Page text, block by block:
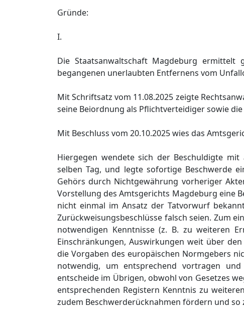
Gründe:
I.
Die Staatsanwaltschaft Magdeburg ermittelt
begangenen unerlaubten Entfernens vom
Mit Schriftsatz vom 11.08.2025 zeigte
seine Beiordnung als Pflichtverteidiger sowie
Mit Beschluss vom 20.10.2025 wies das
Hiergegen wendete sich der Beschuldigte
selben Tag, und legte sofortige Beschwerde
Gehörs durch Nichtgewährung vorheriger
Vorstellung des Amtsgerichts Magdeburg eine
nicht einmal im Ansatz der Tatvorwurf
Zurückweisungsbeschlüsse falsch seien. Zum
notwendigen Kenntnisse (z. B. zu weiteren
Einschränkungen, Auswirkungen weit über
die Vorgaben des europäischen Normgebers
notwendig, um entsprechend vortragen
entscheide im Übrigen, obwohl von Gesetzes
entsprechenden Registern Kenntnis zu
zudem Beschwerderücknahmen fördern und so